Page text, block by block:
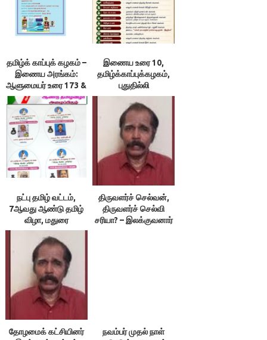
தமிழ்க் காப்புக் கழகம் –
இணைய அரங்கம்:
ஆளுமையர் உரை 173 &
174 ; நூலரங்கம்
இணைய உரை 10,
தமிழ்க்காப்புக்கழகம்,
புதுதில்லி
நட்பு தமிழ் வட்டம்,
7ஆவது ஆண்டு தமிழ்
விழா, மதுரை
திருவளர்ச் செல்வன்,
திருவளர்ச் செல்வி
சரியா? – இலக்குவனார்
தோழமைக் கட்சியினர்
நவம்பர் முதல் நாள்